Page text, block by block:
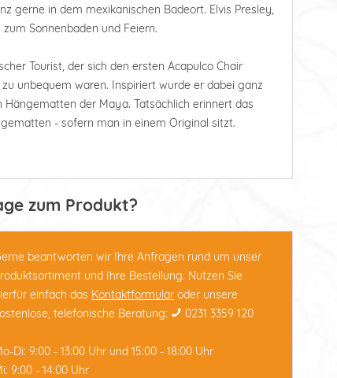
gerne in dem mexikanischen Badeort. Elvis Presley,
Sonnenbaden und Feiern.
Tourist, der sich den ersten Acapulco Chair
unbequem waren. Inspiriert wurde er dabei ganz
der Maya. Tatsächlich erinnert das
- sofern man in einem Original sitzt.
zum Produkt?
beantworten wir Ihre Anfragen rund um unser
und Ihre Bestellung. Nutzen Sie
einfach das Kontaktformular oder unsere
telefonische Beratung:
0231 3359 120
Di: 9:00 - 13:00 Uhr und 15:00 - 18:00 Uhr
9:00 - 14:00 Uhr